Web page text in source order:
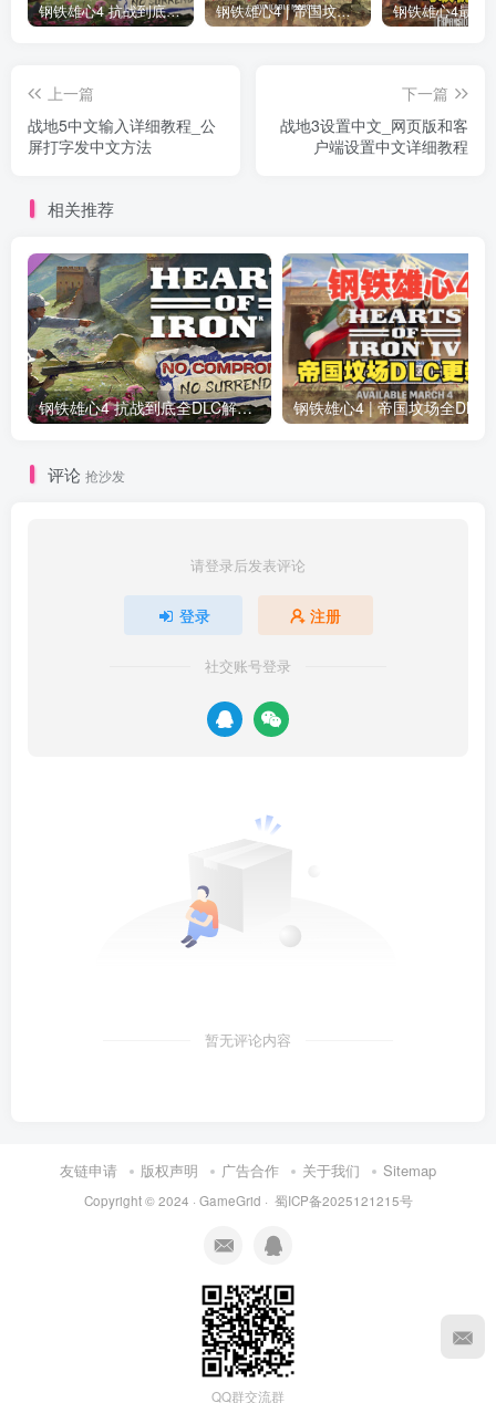
钢铁雄心4 抗战到底全DLC解锁补丁免费分享 1.17最新版2025 钢铁雄心4 | 帝国坟场全DLC解锁补丁免费下载_1.16最新版2025
上一篇
战地5中文输入详细教程_公
屏打字发中文方法
下一篇
战地3设置中文_网页版和客
户端设置中文详细教程
相关推荐
钢铁雄心4 抗战到底全DLC解锁补丁免费分享 1.17最新版2025
评论 抢沙发
请登录后发表评论
登录 注册
社交账号登录
暂无评论内容
友链申请 版权声明 广告合作 关于我们 Sitemap
Copyright © 2024 · GameGrid · 蜀ICP备2025121215号
QQ群交流群